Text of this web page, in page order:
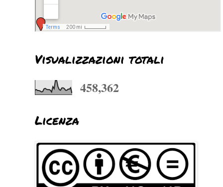
Visualizzazioni totali
458,362
Licenza